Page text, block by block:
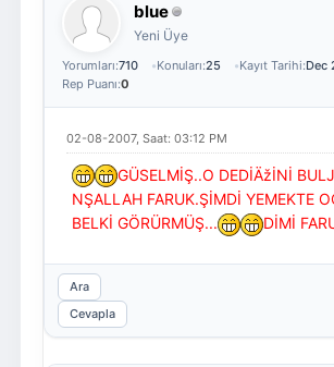
blue
Yeni Üye
Yorumları:710 Konuları:25 Kayıt Tarihi:Dec
Rep Puanı:0
02-08-2007, Saat: 03:12 PM
GÜSELMİŞ..O DEDİÄžİNİ
NŞALLAH FARUK.ŞİMDİ YEMEKTE
BELKİ GÖRÜRMÜŞ...
DİMİ
Ara
Cevapla